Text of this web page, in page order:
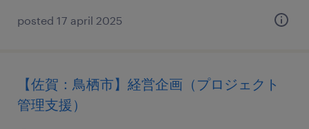
posted 17 april 2025
【佐賀：鳥栖市】経営企画（プロジェクト
管理支援）